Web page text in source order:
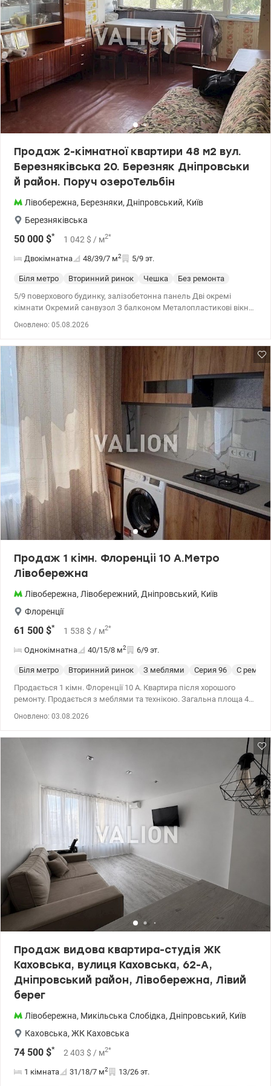
Дніпровському каналі. Чудова набережна Дніпра всього за 5-7
хвилин від будинку, із зоною для прогулянок та занять спортом
на свіжому повітрі. Ціна 48000 у.о. Марина 0505077158, valion.ua
/1154658
Продаж 2-кімнатної квартири 48 м2 вул.
Березняківська 20. Березняк Дніпровськи
й район. Поруч озероТельбін
Лівобережна, Березняки, Дніпровський, Київ
Березняківська
50 000 $* 1 042 $ / м2*
Двокімнатна 48/39/7 м2 5/9 эт.
Біля метро Вторинний ринок Чешка
Без ремонта
5/9 поверхового будинку, залізобетонна панель Дві окремі
кімнати Окремий санвузол З балконом Металопластикові вікна
чужий ремонт. Поруч мальовниче озеро Тельбін із сучасною
набережною, облаштованим пляжем, місцями для прогулянок,
занять спортом та сімейного відпочинку, до річки Дніпро 15
хвилин пішки, де облаштований один з найкращих пляжів
міста. Зручне транспортне сполучення з правим берегом та
центром міста. Поруч зупинка громадського транспорту,
найближча станція метро Лівобережна 15 хв. транспортом, до
центру міста також 15 хв. У пішій доступності супермаркети,
магазини, школи, дитячі садки, аптеки, кафе та інші необхідні
об'єкти інфраструктури. Квартира чудово підійде як для
комфортного проживання, так і для інвестиції з подальшою
здачею в оренду. Ціна 50000 у.о. Марина 0505077158
Valion.ua/1153802
Оновлено: 05.08.2026
Продаж 1 кімн. Флоренціі 10 А.Метро
Лівобережна
Лівобережна, Лівобережний, Дніпровський, Київ
Флоренції
61 500 $* 1 538 $ / м2*
Однокімнатна 40/15/8 м2 6/9 эт.
Біля метро Вторинний ринок З меблями Cерия 96
С
Продається 1 кімн. Флоренції 10 А. Квартира після хорошого
ремонту. Продається з меблями та технікою. Загальна площа 40
0664863383 Тетяна. valion.ua/1153369
Оновлено: 03.08.2026
Продаж видова квартира-студія ЖК
Каховська, вулиця Каховська, 62-А,
Дніпровський район, Лівобережна, Лівий
берег
Лівобережна, Микільська Слобідка, Дніпровський, Київ
Каховська, ЖК Каховська
74 500 $* 2 403 $ / м2*
1 кімната 31/18/7 м2 13/26 эт.